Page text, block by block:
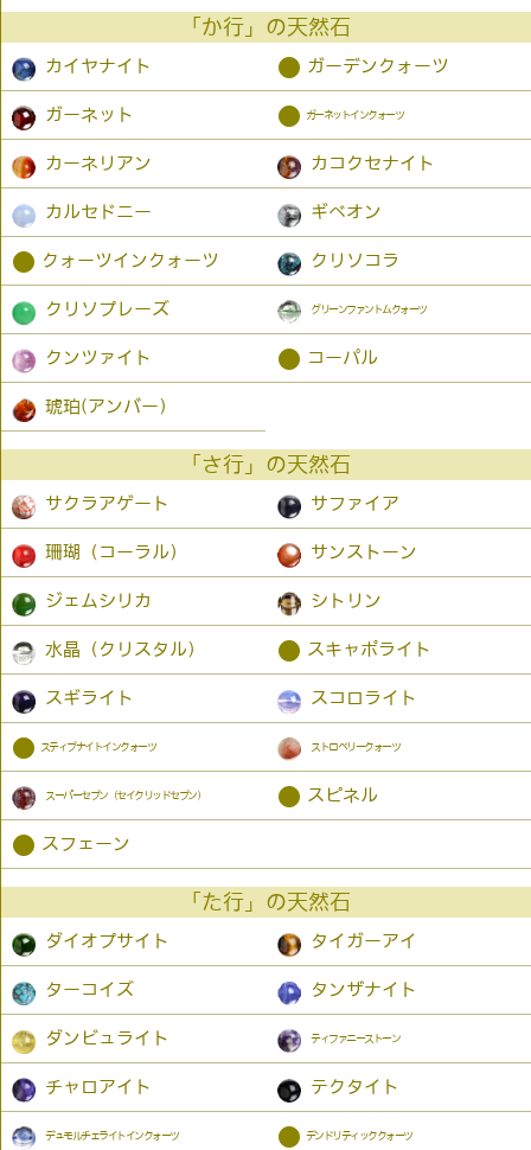
「か行」の天然石
カイヤナイト ● ガーデンクォーツ
ガーネット ● ガーネットインクォーツ
カーネリアン カコクセナイト
カルセドニー ギベオン
● クォーツインクォーツ クリソコラ
クリソプレーズ グリーンファントムクォーツ
クンツァイト ● コーパル
琥珀(アンバー）
「さ行」の天然石
サクラアゲート サファイア
珊瑚（コーラル） サンストーン
ジェムシリカ シトリン
水晶（クリスタル） ● スキャポライト
スギライト スコロライト
● スティブナイトインクォーツ ストロベリークォーツ
スーパーセブン（セイクリッドセブン） ● スピネル
● スフェーン
「た行」の天然石
ダイオプサイト タイガーアイ
ターコイズ タンザナイト
ダンビュライト ティファニーストーン
チャロアイト テクタイト
デュモルチェライトインクォーツ ● デンドリティッククォーツ